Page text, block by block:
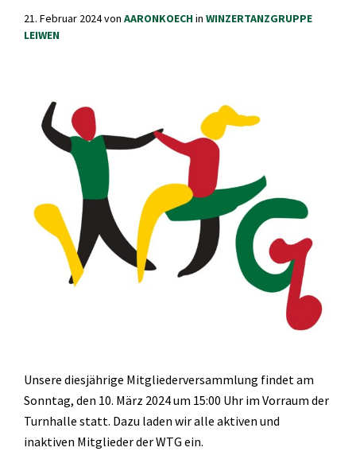
21. Februar 2024von AARONKOECHin WINZERTANZGRUPPE
LEIWEN
Unsere diesjährige Mitgliederversammlung findet am
Sonntag, den 10. März 2024 um 15:00 Uhr im Vorraum der
Turnhalle statt. Dazu laden wir alle aktiven und
inaktiven Mitglieder der WTG ein.